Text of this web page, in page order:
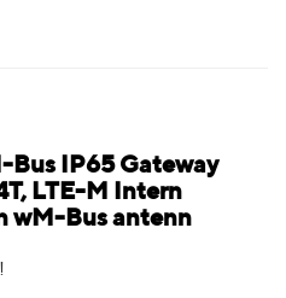
Bus IP65 Gateway
LTE-M Intern
wM-Bus antenn